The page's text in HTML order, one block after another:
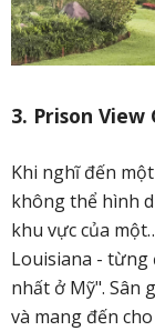
3. Prison View
Khi nghĩ đến
không thể hình
khu vực của
Louisiana - từng
nhất ở Mỹ". Sân
và mang đến